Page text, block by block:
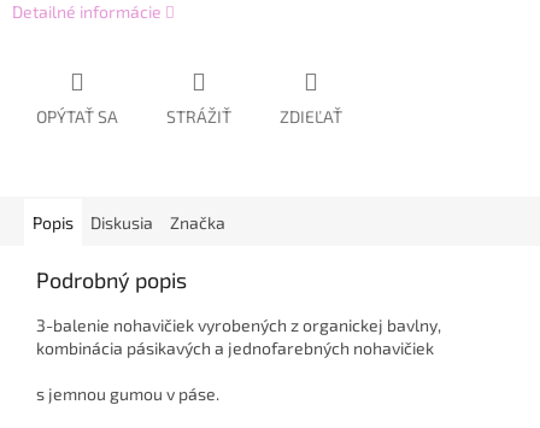
Detailné informácie
OPÝTAŤ SA STRÁŽIŤ ZDIEĽAŤ
Popis Diskusia Značka
Podrobný popis
3-balenie nohavičiek vyrobených z organickej bavlny,
kombinácia pásikavých a jednofarebných nohavičiek
s jemnou gumou v páse.